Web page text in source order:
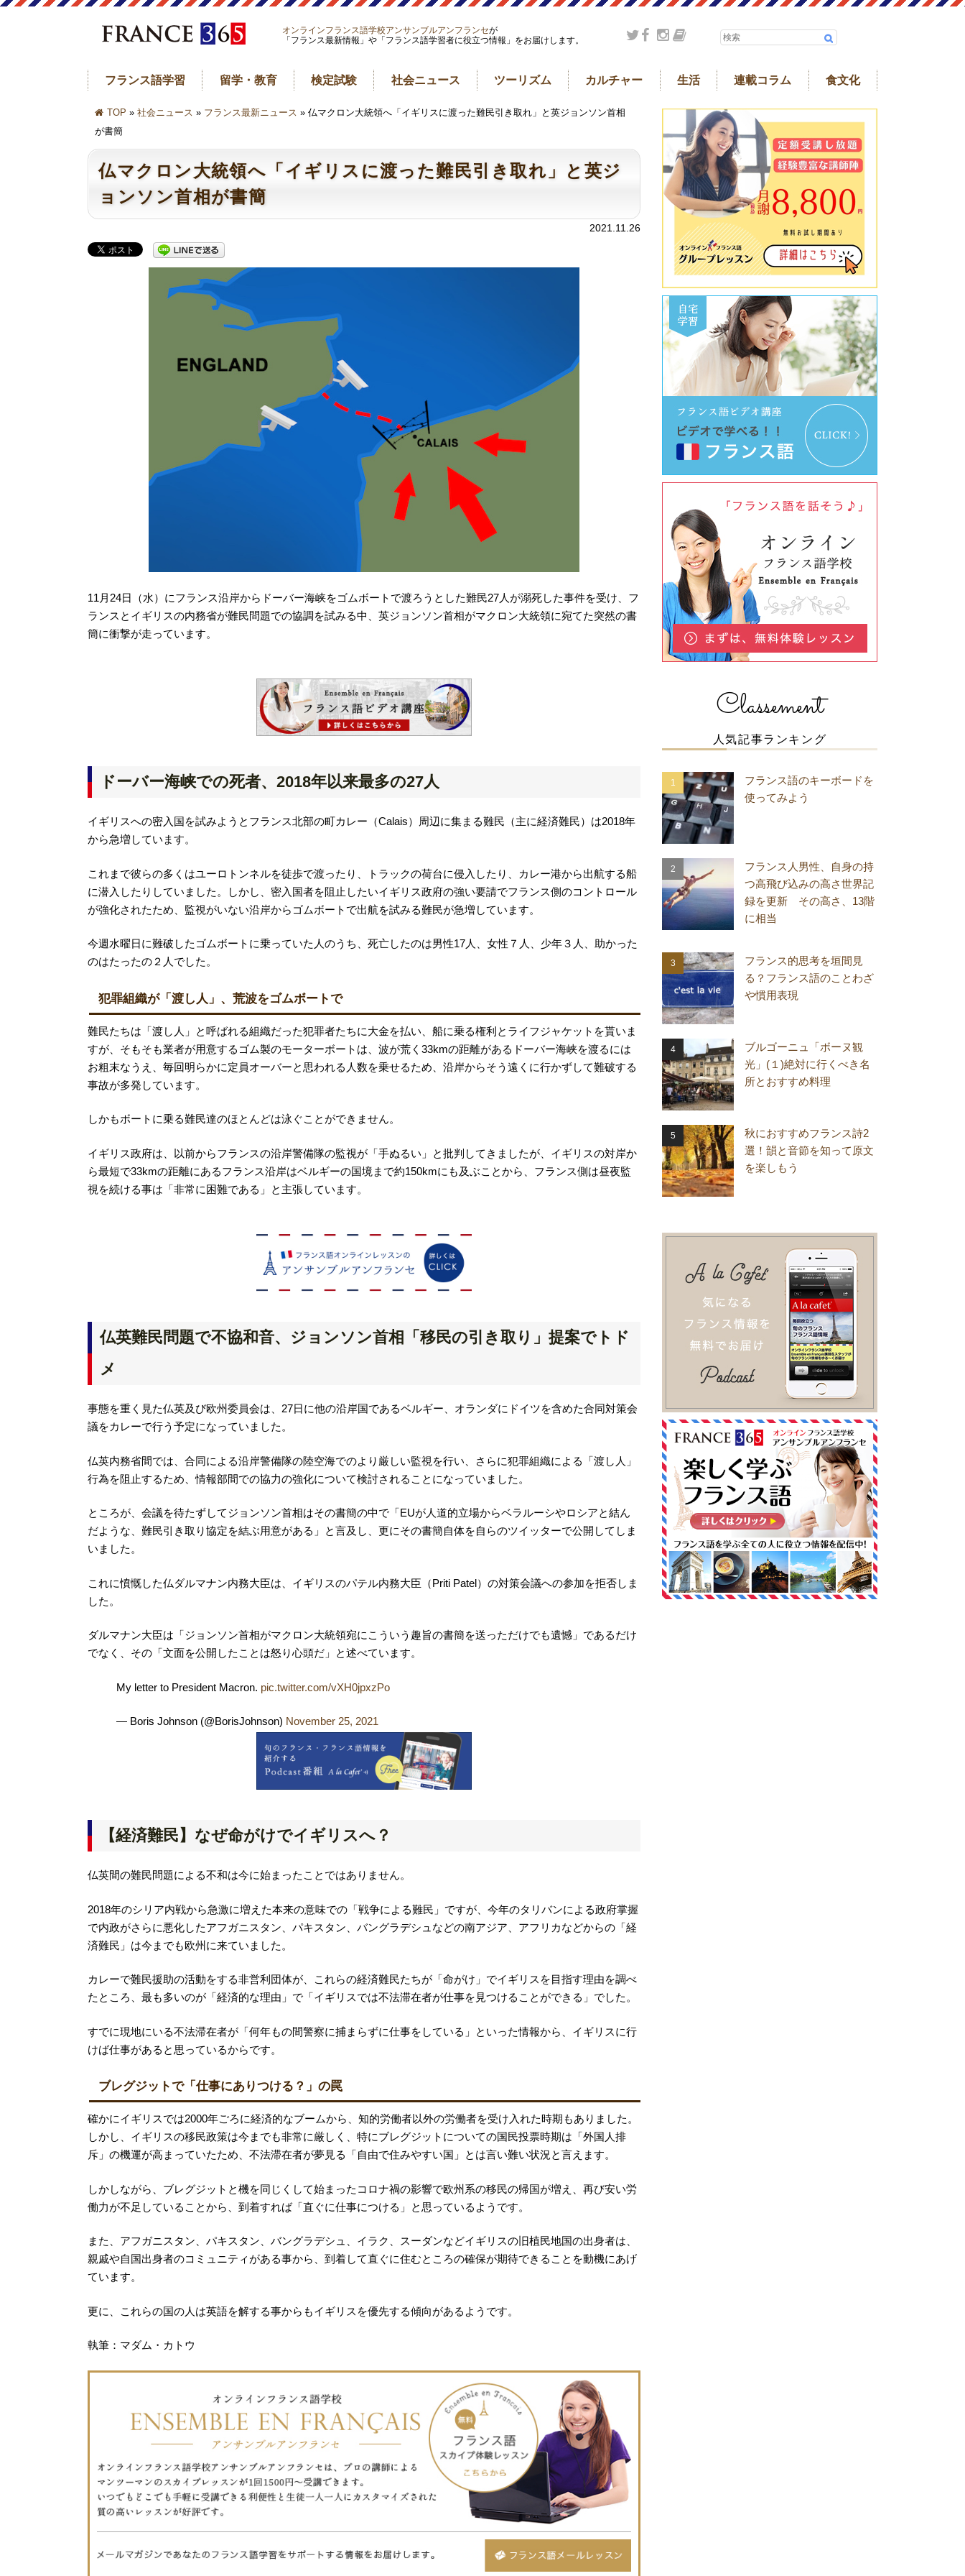
オンラインフランス語学校アンサンブルアンフランセが
「フランス最新情報」や「フランス語学習者に役立つ情報」をお届けします。
フランス語学習 留学・教育 検定試験 社会ニュース ツーリズム カルチャー 生活 連載コラム 食文化
TOP » 社会ニュース » フランス最新ニュース » 仏マクロン大統領へ「イギリスに渡った難民引き取れ」と英ジョンソン首相
が書簡
仏マクロン大統領へ「イギリスに渡った難民引き取れ」と英ジ
ョンソン首相が書簡
2021.11.26
11月24日（水）にフランス沿岸からドーバー海峡をゴムボートで渡ろうとした難民27人が溺死した事件を受け、フ
ランスとイギリスの内務省が難民問題での協調を試みる中、英ジョンソン首相がマクロン大統領に宛てた突然の書
簡に衝撃が走っています。
ドーバー海峡での死者、2018年以来最多の27人
イギリスへの密入国を試みようとフランス北部の町カレー（Calais）周辺に集まる難民（主に経済難民）は2018年
から急増しています。
これまで彼らの多くはユーロトンネルを徒歩で渡ったり、トラックの荷台に侵入したり、カレー港から出航する船
に潜入したりしていました。しかし、密入国者を阻止したいイギリス政府の強い要請でフランス側のコントロール
が強化されたため、監視がいない沿岸からゴムボートで出航を試みる難民が急増しています。
今週水曜日に難破したゴムボートに乗っていた人のうち、死亡したのは男性17人、女性７人、少年３人、助かった
のはたったの２人でした。
犯罪組織が「渡し人」、荒波をゴムボートで
難民たちは「渡し人」と呼ばれる組織だった犯罪者たちに大金を払い、船に乗る権利とライフジャケットを貰いま
すが、そもそも業者が用意するゴム製のモーターボートは、波が荒く33kmの距離があるドーバー海峡を渡るには
お粗末なうえ、毎回明らかに定員オーバーと思われる人数を乗せるため、沿岸からそう遠くに行かずして難破する
事故が多発しています。
しかもボートに乗る難民達のほとんどは泳ぐことができません。
イギリス政府は、以前からフランスの沿岸警備隊の監視が「手ぬるい」と批判してきましたが、イギリスの対岸か
ら最短で33kmの距離にあるフランス沿岸はベルギーの国境まで約150kmにも及ぶことから、フランス側は昼夜監
視を続ける事は「非常に困難である」と主張しています。
仏英難民問題で不協和音、ジョンソン首相「移民の引き取り」提案でトド
メ
事態を重く見た仏英及び欧州委員会は、27日に他の沿岸国であるベルギー、オランダにドイツを含めた合同対策会
議をカレーで行う予定になっていました。
仏英内務省間では、合同による沿岸警備隊の陸空海でのより厳しい監視を行い、さらに犯罪組織による「渡し人」
行為を阻止するため、情報部間での協力の強化について検討されることになっていました。
ところが、会議を待たずしてジョンソン首相はその書簡の中で「EUが人道的立場からベラルーシやロシアと結ん
だような、難民引き取り協定を結ぶ用意がある」と言及し、更にその書簡自体を自らのツイッターで公開してしま
いました。
これに憤慨した仏ダルマナン内務大臣は、イギリスのパテル内務大臣（Priti Patel）の対策会議への参加を拒否しま
した。
ダルマナン大臣は「ジョンソン首相がマクロン大統領宛にこういう趣旨の書簡を送っただけでも遺憾」であるだけ
でなく、その「文面を公開したことは怒り心頭だ」と述べています。
My letter to President Macron. pic.twitter.com/vXH0jpxzPo
— Boris Johnson (@BorisJohnson) November 25, 2021
【経済難民】なぜ命がけでイギリスへ？
仏英間の難民問題による不和は今に始まったことではありません。
2018年のシリア内戦から急激に増えた本来の意味での「戦争による難民」ですが、今年のタリバンによる政府掌握
で内政がさらに悪化したアフガニスタン、パキスタン、バングラデシュなどの南アジア、アフリカなどからの「経
済難民」は今までも欧州に来ていました。
カレーで難民援助の活動をする非営利団体が、これらの経済難民たちが「命がけ」でイギリスを目指す理由を調べ
たところ、最も多いのが「経済的な理由」で「イギリスでは不法滞在者が仕事を見つけることができる」でした。
すでに現地にいる不法滞在者が「何年もの間警察に捕まらずに仕事をしている」といった情報から、イギリスに行
けば仕事があると思っているからです。
ブレグジットで「仕事にありつける？」の罠
確かにイギリスでは2000年ごろに経済的なブームから、知的労働者以外の労働者を受け入れた時期もありました。
しかし、イギリスの移民政策は今までも非常に厳しく、特にブレグジットについての国民投票時期は「外国人排
斥」の機運が高まっていたため、不法滞在者が夢見る「自由で住みやすい国」とは言い難い状況と言えます。
しかしながら、ブレグジットと機を同じくして始まったコロナ禍の影響で欧州系の移民の帰国が増え、再び安い労
働力が不足していることから、到着すれば「直ぐに仕事につける」と思っているようです。
また、アフガニスタン、パキスタン、バングラデシュ、イラク、スーダンなどイギリスの旧植民地国の出身者は、
親戚や自国出身者のコミュニティがある事から、到着して直ぐに住むところの確保が期待できることを動機にあげ
ています。
更に、これらの国の人は英語を解する事からもイギリスを優先する傾向があるようです。
執筆：マダム・カトウ
Classement
人気記事ランキング
フランス語のキーボードを
使ってみよう
フランス人男性、自身の持
つ高飛び込みの高さ世界記
録を更新 その高さ、13階
に相当
フランス的思考を垣間見
る？フランス語のことわざ
や慣用表現
ブルゴーニュ「ボーヌ観
光」(１)絶対に行くべき名
所とおすすめ料理
秋におすすめフランス詩2
選！韻と音節を知って原文
を楽しもう